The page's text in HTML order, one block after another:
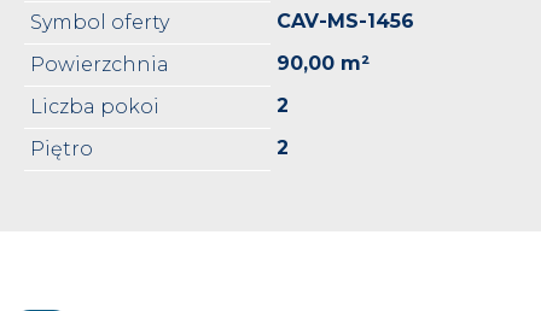
Symbol oferty
CAV-MS-1456
Powierzchnia
90,00 m²
Liczba pokoi
2
Piętro
2